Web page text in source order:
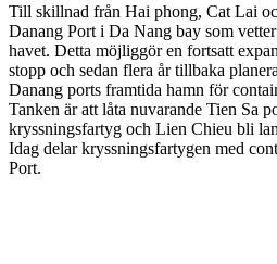
Till skillnad från Hai phong, Cat Lai
Danang Port i Da Nang bay som
havet. Detta möjliggör en fortsatt
stopp och sedan flera år tillbaka
Danang ports framtida hamn för
Tanken är att låta nuvarande Tien Sa
kryssningsfartyg och Lien Chieu bli
Idag delar kryssningsfartygen med
Port.